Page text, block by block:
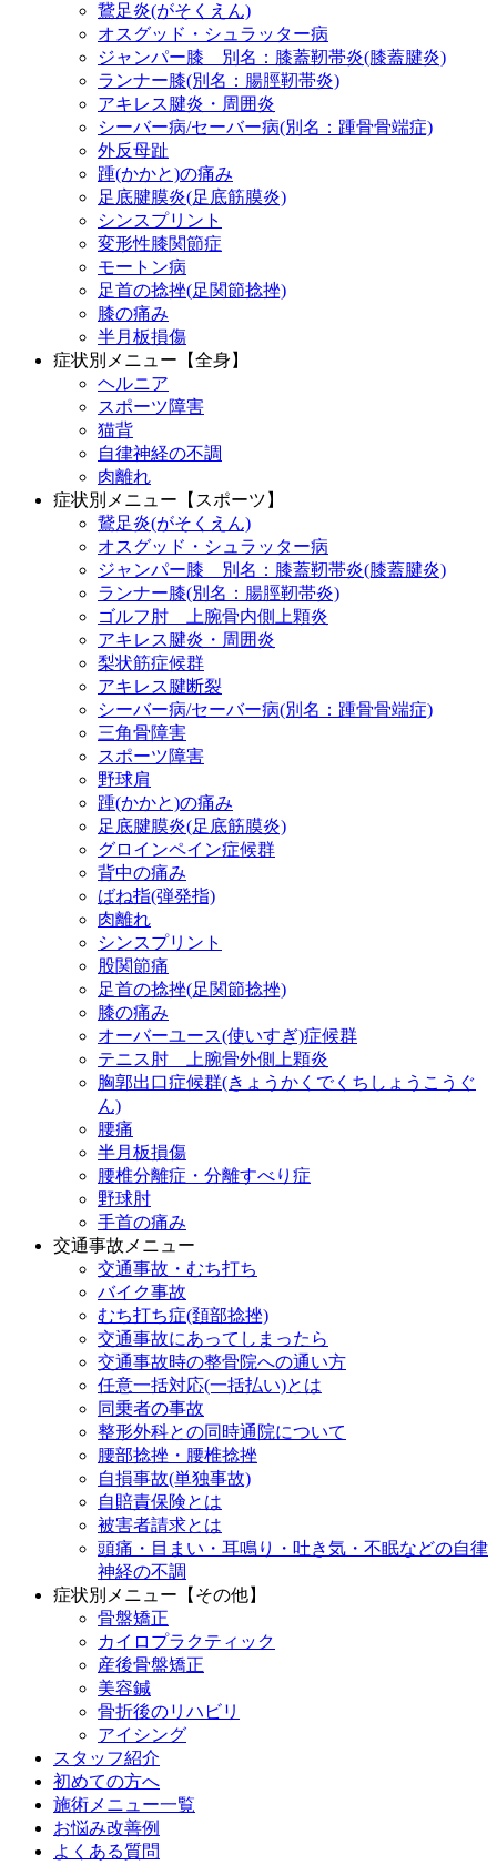
鵞足炎(がそくえん)
オスグッド・シュラッター病
ジャンパー膝 別名：膝蓋靭帯炎(膝蓋腱炎)
ランナー膝(別名：腸脛靭帯炎)
アキレス腱炎・周囲炎
シーバー病/セーバー病(別名：踵骨骨端症)
外反母趾
踵(かかと)の痛み
足底腱膜炎(足底筋膜炎)
シンスプリント
変形性膝関節症
モートン病
足首の捻挫(足関節捻挫)
膝の痛み
半月板損傷
症状別メニュー【全身】
ヘルニア
スポーツ障害
猫背
自律神経の不調
肉離れ
症状別メニュー【スポーツ】
鵞足炎(がそくえん)
オスグッド・シュラッター病
ジャンパー膝 別名：膝蓋靭帯炎(膝蓋腱炎)
ランナー膝(別名：腸脛靭帯炎)
ゴルフ肘 上腕骨内側上顆炎
アキレス腱炎・周囲炎
梨状筋症候群
アキレス腱断裂
シーバー病/セーバー病(別名：踵骨骨端症)
三角骨障害
スポーツ障害
野球肩
踵(かかと)の痛み
足底腱膜炎(足底筋膜炎)
グロインペイン症候群
背中の痛み
ばね指(弾発指)
肉離れ
シンスプリント
股関節痛
足首の捻挫(足関節捻挫)
膝の痛み
オーバーユース(使いすぎ)症候群
テニス肘 上腕骨外側上顆炎
胸郭出口症候群(きょうかくでくちしょうこうぐ
ん)
腰痛
半月板損傷
腰椎分離症・分離すべり症
野球肘
手首の痛み
交通事故メニュー
交通事故・むち打ち
バイク事故
むち打ち症(頚部捻挫)
交通事故にあってしまったら
交通事故時の整骨院への通い方
任意一括対応(一括払い)とは
同乗者の事故
整形外科との同時通院について
腰部捻挫・腰椎捻挫
自損事故(単独事故)
自賠責保険とは
被害者請求とは
頭痛・目まい・耳鳴り・吐き気・不眠などの自律
神経の不調
症状別メニュー【その他】
骨盤矯正
カイロプラクティック
産後骨盤矯正
美容鍼
骨折後のリハビリ
アイシング
スタッフ紹介
初めての方へ
施術メニュー一覧
お悩み改善例
よくある質問